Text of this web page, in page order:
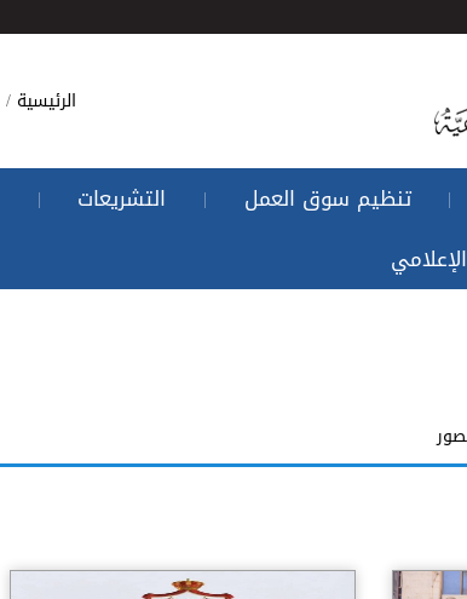
الرئيسية
| تنظيم سوق العمل | التشريعات |